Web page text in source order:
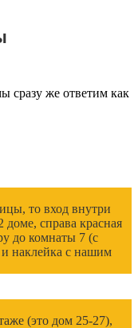
сразу же ответим как
то вход внутри
доме, справа красная
до комнаты 7 (с
наклейка с нашим
(это дом 25-27),